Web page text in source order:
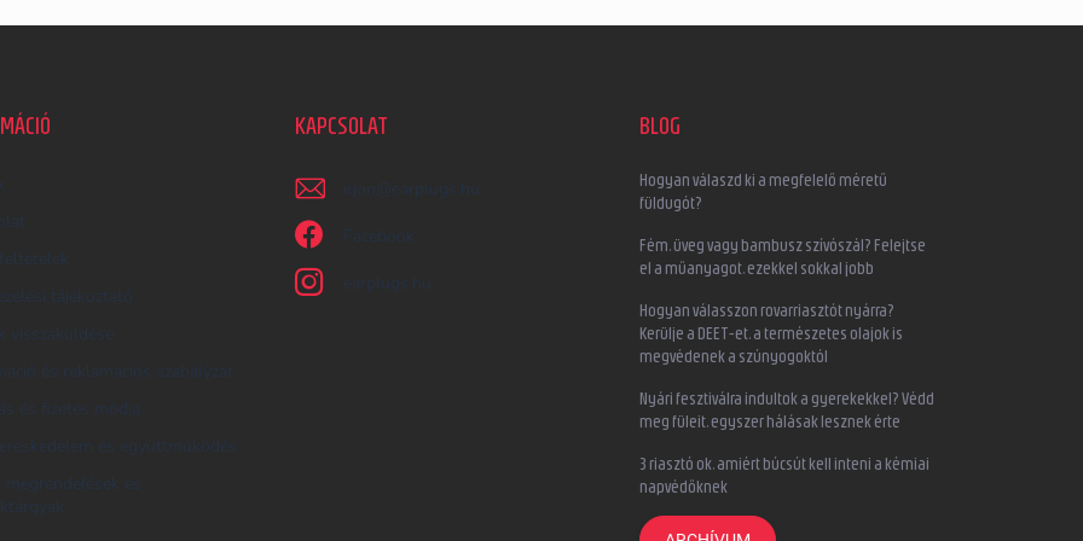
tájékoztató
visszaküldése
és reklamációs szabályzat
és fizetés módja
és együttműködés
megrendelések és
KAPCSOLAT
irjon @ earplugs.hu
Facebook
earplugs.hu
BLOG
Hogyan válaszd ki a megfelelő méretű
füldugót?
Fém, üveg vagy bambusz szívószál? Felejtse
el a műanyagot, ezekkel sokkal jobb
Hogyan válasszon rovarriasztót nyárra?
Kerülje a DEET-et, a természetes olajok is
megvédenek a szúnyogoktól
Nyári fesztiválra indultok a gyerekekkel? Védd
meg füleit, egyszer hálásak lesznek érte
3 riasztó ok, amiért búcsút kell inteni a kémiai
napvédőknek